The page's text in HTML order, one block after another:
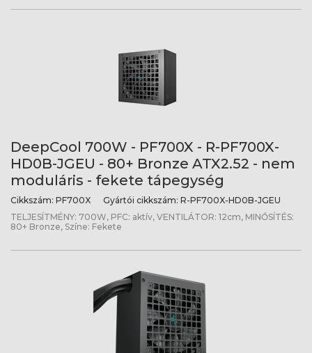
DeepCool 700W - PF700X - R-PF700X-
HD0B-JGEU - 80+ Bronze ATX2.52 - nem
moduláris - fekete tápegység
Cikkszám: PF700X Gyártói cikkszám: R-PF700X-HD0B-JGEU
TELJESÍTMÉNY: 700W, PFC: aktív, VENTILÁTOR: 12cm, MINŐSÍTÉS:
80+ Bronze, Színe: Fekete